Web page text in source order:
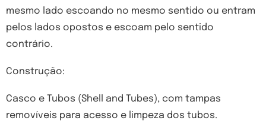
mesmo lado escoando no mesmo sentido ou entram
pelos lados opostos e escoam pelo sentido
contrário.
Construção:
Casco e Tubos (Shell and Tubes), com tampas
removíveis para acesso e limpeza dos tubos.